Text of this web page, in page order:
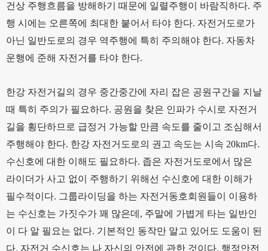
건상 주행흐름을 방해하기 때문에 일렬주행이 바람직하다. 주
행 시에는 오른쪽에 최대한 붙어서 타야 한다. 자전거도로가
아닌 일반도로의 경우 역주행에 특히 주의해야 한다. 자동차
운행에 준해 자전거를 타야 한다.
한강 자전거길의 경우 중간중간에 자리 잡은 공원구간을 지날
때 특히 주의가 필요하다. 공원을 찾은 인파가 수시로 자전거
길을 횡단하므로 급정거 가능할 만큼 속도를 줄이고 조심해서
주행해야 한다. 한강 자전거도로의 권고 속도는 시속 20km다.
수신호에 대한 이해도 필요하다. 좁은 자전거도로에서 많은
라이더가 사고 없이 주행하기 위해선 수신호에 대한 이해가
필수적이다. 그룹라이딩을 하는 자전거동호회원들이 이용하
는 수신호는 가짓수가 꽤 많은데, 주말에 가볍게 타는 일반인
이 다 알 필요는 없다. 기본적인 동작만 알고 있어도 도움이 된
다. 자전거 수신호는 나 자신의 안전에 관한 것이다. 행정안전